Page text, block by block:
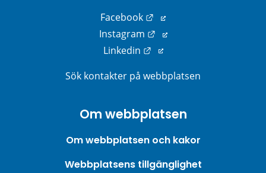
Facebook
Länk till annan
Instagram
Länk till annan
Linkedin
Länk till annan webbplats.
Sök kontakter på webbplatsen
Om webbplatsen
Om webbplatsen och kakor
Webbplatsens tillgänglighet